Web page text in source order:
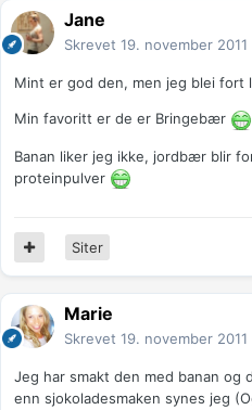
Jane
Skrevet 19. november 2011
Mint er god den, men jeg blei fort
Min favoritt er de er Bringebær
Banan liker jeg ikke, jordbær blir
proteinpulver
Siter
Marie
Skrevet 19. november 2011
Jeg har smakt den med banan og
enn sjokoladesmaken synes jeg